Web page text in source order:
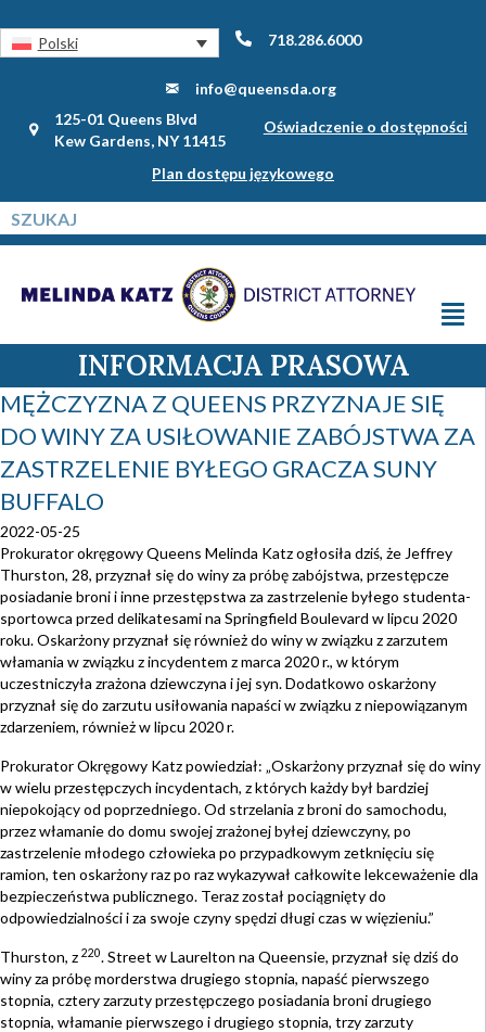
Polski 718.286.6000
info@queensda.org
125-01 Queens Blvd
Kew Gardens, NY 11415
Oświadczenie o dostępności
Plan dostępu językowego
INFORMACJA PRASOWA
MĘŻCZYZNA Z QUEENS PRZYZNAJE SIĘ
DO WINY ZA USIŁOWANIE ZABÓJSTWA ZA
ZASTRZELENIE BYŁEGO GRACZA SUNY
BUFFALO
2022-05-25
Prokurator okręgowy Queens Melinda Katz ogłosiła dziś, że Jeffrey
Thurston, 28, przyznał się do winy za próbę zabójstwa, przestępcze
posiadanie broni i inne przestępstwa za zastrzelenie byłego studenta-
sportowca przed delikatesami na Springfield Boulevard w lipcu 2020
roku. Oskarżony przyznał się również do winy w związku z zarzutem
włamania w związku z incydentem z marca 2020 r., w którym
uczestniczyła zrażona dziewczyna i jej syn. Dodatkowo oskarżony
przyznał się do zarzutu usiłowania napaści w związku z niepowiązanym
zdarzeniem, również w lipcu 2020 r.
Prokurator Okręgowy Katz powiedział: „Oskarżony przyznał się do winy
w wielu przestępczych incydentach, z których każdy był bardziej
niepokojący od poprzedniego. Od strzelania z broni do samochodu,
przez włamanie do domu swojej zrażonej byłej dziewczyny, po
zastrzelenie młodego człowieka po przypadkowym zetknięciu się
ramion, ten oskarżony raz po raz wykazywał całkowite lekceważenie dla
bezpieczeństwa publicznego. Teraz został pociągnięty do
odpowiedzialności i za swoje czyny spędzi długi czas w więzieniu.”
Thurston, z 220. Street w Laurelton na Queensie, przyznał się dziś do
winy za próbę morderstwa drugiego stopnia, napaść pierwszego
stopnia, cztery zarzuty przestępczego posiadania broni drugiego
stopnia, włamanie pierwszego i drugiego stopnia, trzy zarzuty